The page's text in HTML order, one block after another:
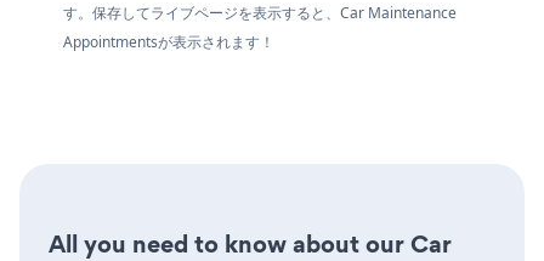
す。保存してライブページを表示すると、Car Maintenance
Appointmentsが表示されます！
All you need to know about our Car